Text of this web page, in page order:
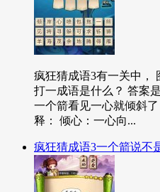
疯狂猜成语3有一关中，
打一成语是什么？ 答案
一个箭看见一心就倾斜
释： 倾心：一心向...
疯狂猜成语3一个箭说不